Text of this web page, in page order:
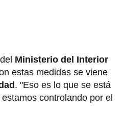
Ministerio del Interior
estas medidas se viene
. "Eso es lo que se está
controlando por el